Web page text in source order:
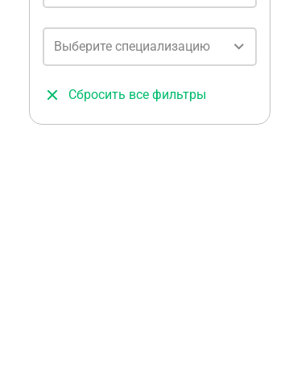
Выберите специализацию
Сбросить все фильтры